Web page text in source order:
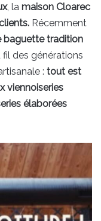
, la maison Cloarec
Récemment
baguette tradition
fil des générations
: tout est
viennoiseries
élaborées